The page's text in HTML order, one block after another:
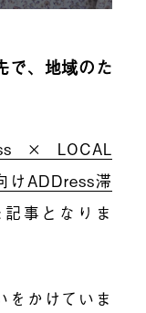
で、地域のた
× LOCAL
けADDress滞
事となりま
をかけていま